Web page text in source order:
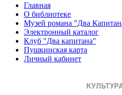
Главная
О библиотеке
Музей романа "Два
Электронный каталог
Клуб "Два капитана"
Пушкинская карта
Личный кабинет